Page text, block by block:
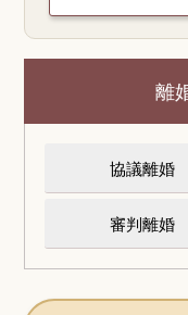
離
協議離婚
審判離婚